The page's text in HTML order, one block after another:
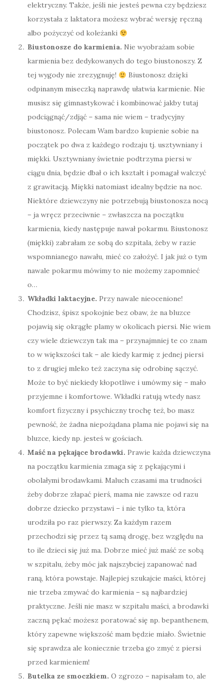
elektryczny. Także, jeśli nie jesteś pewna czy będziesz
korzystała z laktatora możesz wybrać wersję ręczną
albo pożyczyć od koleżanki
Biustonosze do karmienia. Nie wyobrażam sobie
karmienia bez dedykowanych do tego biustonoszy. Z
tej wygody nie zrezygnuję!
Biustonosz dzięki
odpinanym miseczką naprawdę ułatwia karmienie. Nie
musisz się gimnastykować i kombinować jakby tutaj
podciągnąć/zdjąć – sama nie wiem – tradycyjny
biustonosz. Polecam Wam bardzo kupienie sobie na
początek po dwa z każdego rodzaju tj. usztywniany i
miękki. Usztywniany świetnie podtrzyma piersi w
ciągu dnia, będzie dbał o ich kształt i pomagał walczyć
z grawitacją. Miękki natomiast idealny będzie na noc.
Niektóre dziewczyny nie potrzebują biustonosza nocą
– ja wręcz przeciwnie – zwłaszcza na początku
karmienia, kiedy następuje nawał pokarmu. Biustonosz
(miękki) zabrałam ze sobą do szpitala, żeby w razie
wspomnianego nawału, mieć co założyć. I jak już o tym
nawale pokarmu mówimy to nie możemy zapomnieć
o…
Wkładki laktacyjne. Przy nawale nieocenione!
Chodzisz, śpisz spokojnie bez obaw, że na bluzce
pojawią się okrągłe plamy w okolicach piersi. Nie wiem
czy wiele dziewczyn tak ma – przynajmniej te co znam
to w większości tak – ale kiedy karmię z jednej piersi
to z drugiej mleko też zaczyna się odrobinę sączyć.
Może to być niekiedy kłopotliwe i umówmy się – mało
przyjemne i komfortowe. Wkładki ratują wtedy nasz
komfort fizyczny i psychiczny trochę też, bo masz
pewność, że żadna niepożądana plama nie pojawi się na
bluzce, kiedy np. jesteś w gościach.
Maść na pękające brodawki. Prawie każda dziewczyna
na początku karmienia zmaga się z pękającymi i
obolałymi brodawkami. Maluch czasami ma trudności
żeby dobrze złapać pierś, mama nie zawsze od razu
dobrze dziecko przystawi – i nie tylko ta, która
urodziła po raz pierwszy. Za każdym razem
przechodzi się przez tą samą drogę, bez względu na
to ile dzieci się już ma. Dobrze mieć już maść ze sobą
w szpitalu, żeby móc jak najszybciej zapanować nad
raną, która powstaje. Najlepiej szukajcie maści, której
nie trzeba zmywać do karmienia – są najbardziej
praktyczne. Jeśli nie masz w szpitalu maści, a brodawki
zaczną pękać możesz poratować się np. bepanthenem,
który zapewne większość mam będzie miało. Świetnie
się sprawdza ale koniecznie trzeba go zmyć z piersi
przed karmieniem!
Butelka ze smoczkiem. O zgrozo – napisałam to, ale